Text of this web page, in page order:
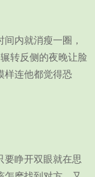
内就消瘦一圈，
转反侧的夜晚让脸
样连他都觉得恐
睁开双眼就在思